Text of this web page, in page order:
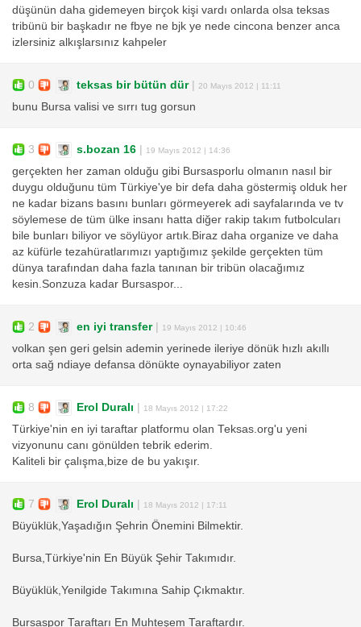
düşünün daha gidemeyen birçok kişi vardı onlarda olsa teksas
tribünü bir başkadır ne fbye ne bjk ye nede cincona benzer anca
izlersiniz alkışlarsınız kahpeler
0 teksas bir bütün dür| 20 Mayıs 2012 | 11:11
bunu Bursa valisi ve sırrı tug gorsun
3 s.bozan 16 | 19 Mayıs 2012 | 14:36
gerçekten her zaman olduğu gibi Bursasporlu olmanın nasıl bir
duygu olduğunu tüm Türkiye'ye bir defa daha göstermiş olduk her
ne kadar bizans basını bunları görmeyerek adi sayfalarında ve tv
söylemese de tüm ülke insanı hatta diğer rakip takım futbolcuları
bile bunları biliyor ve söylüyor artık.Biraz daha organize ve daha
az küfürle tezahüratlarımızı yaptığımız şekilde gerçekten tüm
dünya tarafından daha fazla tanınan bir tribün olacağımız
kesin.Sonzuza kadar Bursaspor...
2 en iyi transfer| 19 Mayıs 2012 | 10:46
volkan şen geri gelsin ademin yerinede ileriye dönük hızlı akıllı
orta sağ ndiaye defansa dönükte oynayabiliyor zaten
8 Erol Duralı | 18 Mayıs 2012 | 17:22
Türkiye'nin en iyi taraftar platformu olan Teksas.org'u yeni
vizyonunu canı gönülden tebrik ederim.
Kaliteli bir çalışma,bize de bu yakışır.
7 Erol Duralı | 18 Mayıs 2012 | 17:11
Büyüklük,Yaşadığın Şehrin Önemini Bilmektir.
Bursa,Türkiye'nin En Büyük Şehir Takımıdır.
Büyüklük,Yenilgide Takımına Sahip Çıkmaktır.
Bursaspor Taraftarı En Muhteşem Taraftardır.